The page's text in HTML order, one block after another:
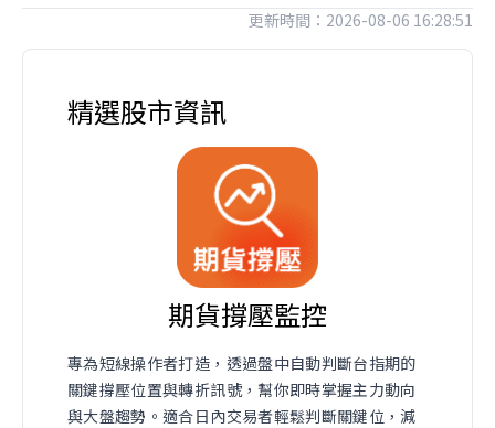
更新時間：2026-08-06 16:28:51
精選股市資訊
期貨撐壓監控
專為短線操作者打造，透過盤中自動判斷台指期的
關鍵撐壓位置與轉折訊號，幫你即時掌握主力動向
與大盤趨勢。適合日內交易者輕鬆判斷關鍵位，減